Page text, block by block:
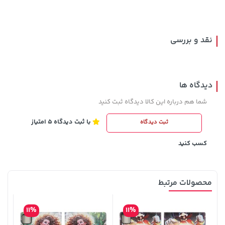
165,900
خرید
1,143,000 تومان
نقد و بررسی
دیدگاه ها
شما هم درباره این کالا دیدگاه ثبت کنید
ثبت دیدگاه با ثبت دیدگاه 5 امتیاز
کسب کنید
محصولات مرتبط
11%
11%